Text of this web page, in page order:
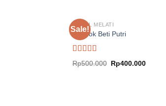
Sale!
HOTEL MELATI
Pondok Beti Putri
Rated5.00
out of 5
Rp500.000 Original
price
Rp400.000Current